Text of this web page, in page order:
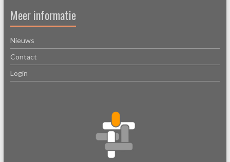
Meer informatie
Nieuws
Contact
Login